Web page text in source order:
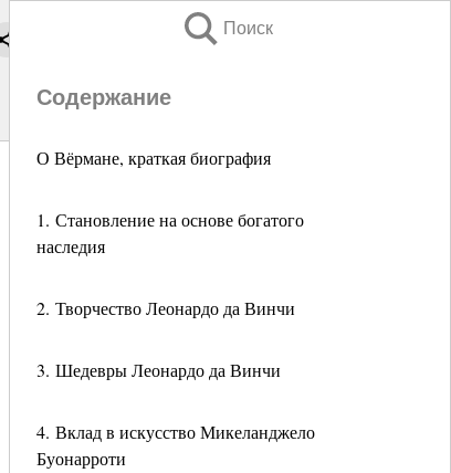
Поиск
Содержание
О Вёрмане, краткая биография
1. Становление на основе богатого
наследия
2. Творчество Леонардо да Винчи
3. Шедевры Леонардо да Винчи
4. Вклад в искусство Микеланджело
Буонарроти